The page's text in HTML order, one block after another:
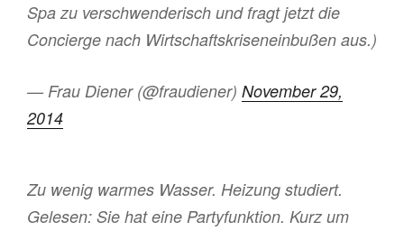
Spa zu verschwenderisch und fragt jetzt die
Concierge nach Wirtschaftskriseneinbußen aus.)
— Frau Diener (@fraudiener) November 29,
2014
Zu wenig warmes Wasser. Heizung studiert.
Gelesen: Sie hat eine Partyfunktion. Kurz um